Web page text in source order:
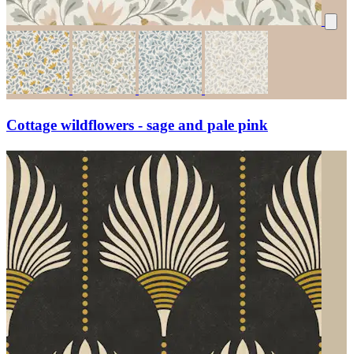
Cottage wildflowers - sage and pale pink